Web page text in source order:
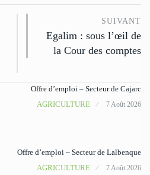
SUIVANT
Egalim : sous l’œil de
la Cour des comptes
Offre d’emploi – Secteur de Cajarc
AGRICULTURE
7 Août 2026
Offre d’emploi – Secteur de Lalbenque
AGRICULTURE
7 Août 2026